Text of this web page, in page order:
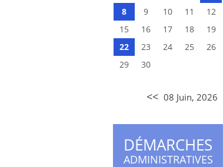
8
9 10 11 12
15
16 17 18 19
22
23 24 25 26
29
30
<< 08 Juin, 2026
DÉMARCHES
ADMINISTRATIVES